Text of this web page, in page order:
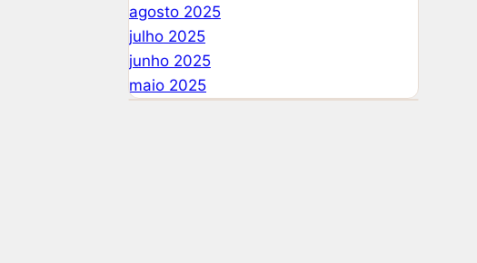
agosto 2025
julho 2025
junho 2025
maio 2025